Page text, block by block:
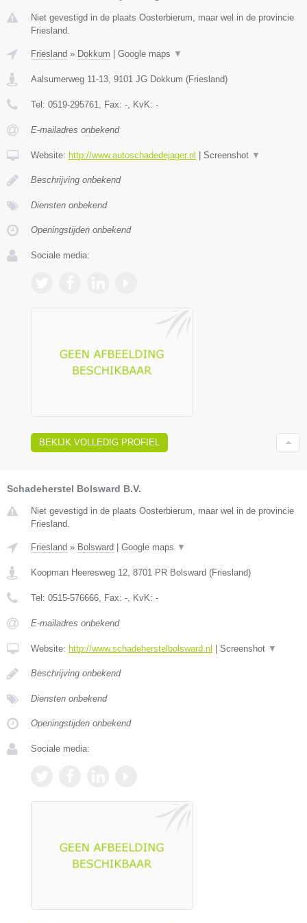
Niet gevestigd in de plaats Oosterbierum, maar wel in de provincie
Friesland.
Friesland » Dokkum Google maps ▼
Aalsumerweg 11-13, 9101 JG Dokkum (Friesland)
Tel: 0519-295761, Fax: -, KvK: -
E-mailadres onbekend
Website: http://www.autoschadedejager.nl Screenshot ▼
Beschrijving onbekend
Diensten onbekend
Openingstijden onbekend
Sociale media:
BEKIJK VOLLEDIG PROFIEL
Schadeherstel Bolsward B.V.
Niet gevestigd in de plaats Oosterbierum, maar wel in de provincie
Friesland.
Friesland » Bolsward Google maps ▼
Koopman Heeresweg 12, 8701 PR Bolsward (Friesland)
Tel: 0515-576666, Fax: -, KvK: -
E-mailadres onbekend
Website: http://www.schadeherstelbolsward.nl Screenshot ▼
Beschrijving onbekend
Diensten onbekend
Openingstijden onbekend
Sociale media: